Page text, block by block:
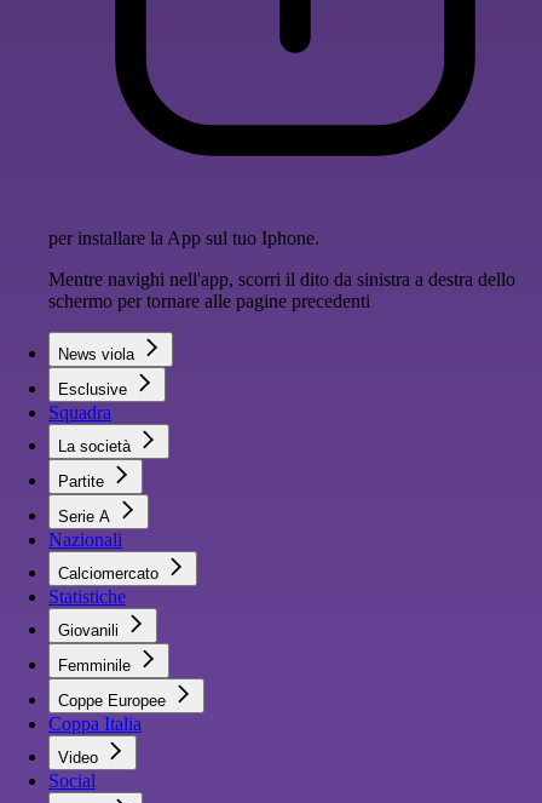
per installare la App sul tuo Iphone.
Mentre navighi nell'app, scorri il dito da sinistra a destra dello
schermo per tornare alle pagine precedenti
News viola
Esclusive
Squadra
La società
Partite
Serie A
Nazionali
Calciomercato
Statistiche
Giovanili
Femminile
Coppe Europee
Coppa Italia
Video
Social